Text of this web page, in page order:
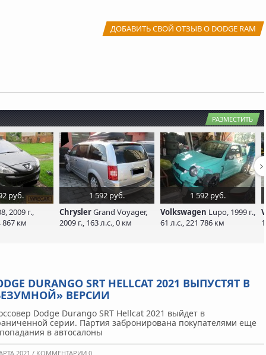
ДОБАВИТЬ СВОЙ ОТЗЫВ О DODGE RAM
РАЗМЕСТИТЬ
руб.
2009 г.,
867 км
1 592 руб.
ChryslerGrand Voyager,
2009 г., 163 л.с., 0 км
1 592 руб.
Volkswagen Lupo, 1999 г.,
61 л.с., 221 786 км
DURANGO SRT HELLCAT 2021 ВЫПУСТЯТ В
ВЕРСИИ
Dodge Durango SRT Hellcat 2021 выйдет в
серии. Партия забронирована покупателями еще
в автосалоны
2021 / КОММЕНТАРИИ 0